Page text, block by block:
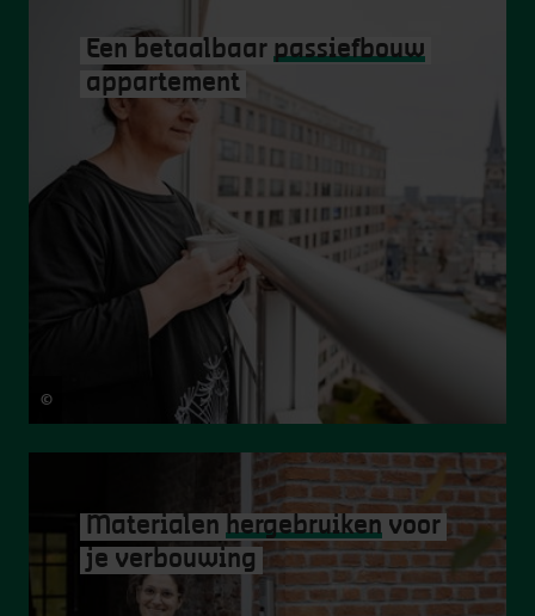
Een betaalbaar passiefbouw
appartement
© Matthias De Boeck
Materialen hergebruiken voor
je verbouwing